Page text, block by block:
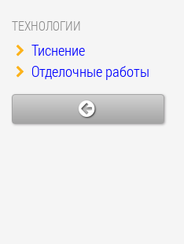
ТЕХНОЛОГИИ
Тиснение
Отделочные работы